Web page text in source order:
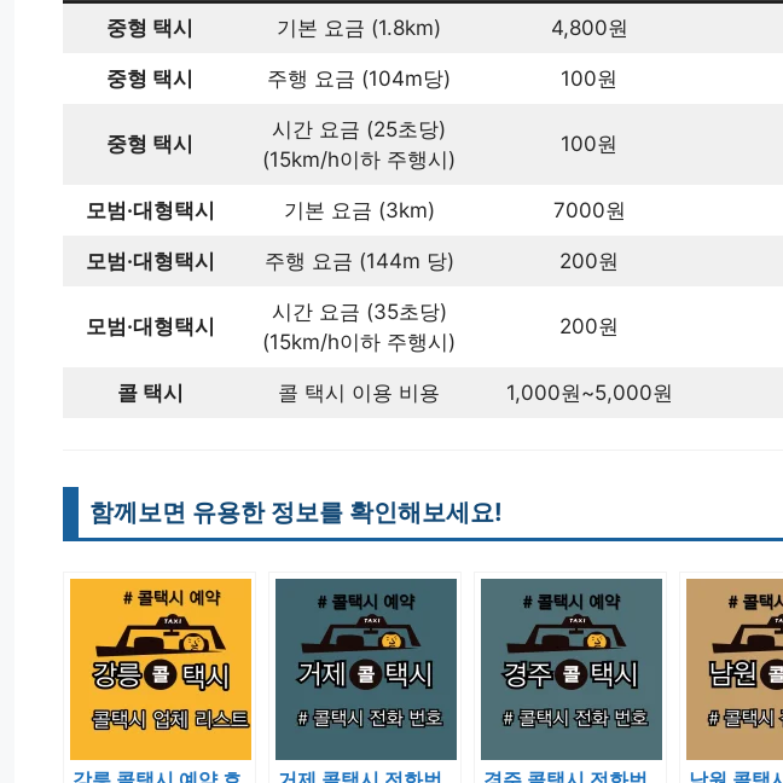
중형 택시 기본 요금 (1.8km) 4,800원
중형 택시 주행 요금 (104m당) 100원
중형 택시
시간 요금 (25초당)
(15km/h이하 주행시)
100원
모범·대형택시 기본 요금 (3km) 7000원
모범·대형택시 주행 요금 (144m 당) 200원
모범·대형택시
시간 요금 (35초당)
(15km/h이하 주행시)
200원
콜 택시 콜 택시 이용 비용 1,000원~5,000원
함께보면 유용한 정보를 확인해보세요!